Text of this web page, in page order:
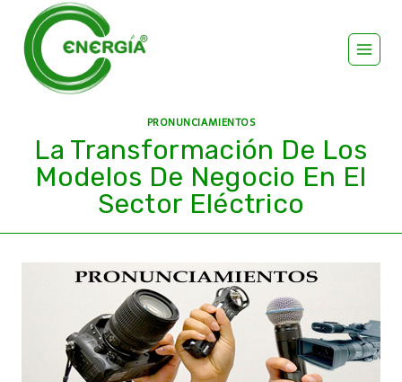
PRONUNCIAMIENTOS
La Transformación De Los
Modelos De Negocio En El
Sector Eléctrico